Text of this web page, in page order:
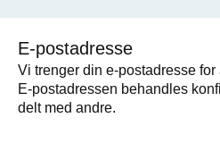
E-postadresse
Vi trenger din e-postadresse
E-postadressen behandles
delt med andre.